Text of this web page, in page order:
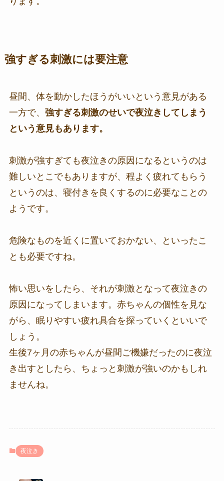
強すぎる刺激には要注意
昼間、体を動かしたほうがいいという意見がある
一方で、 強すぎる刺激のせいで夜泣きしてしまう
という意見もあります。
刺激が強すぎても夜泣きの原因になるというのは
難しいとこでもありますが、程よく疲れてもらう
というのは、寝付きを良くするのに必要なことの
ようです。
危険なものを近くに置いておかない、といったこ
とも必要ですね。
怖い思いをしたら、それが刺激となって夜泣きの
原因になってしまいます。赤ちゃんの個性を見な
がら、眠りやすい疲れ具合を探っていくといいで
しょう。
生後7ヶ月の赤ちゃんが昼間ご機嫌だったのに夜泣
き出すとしたら、ちょっと刺激が強いのかもしれ
ませんね。
夜泣き